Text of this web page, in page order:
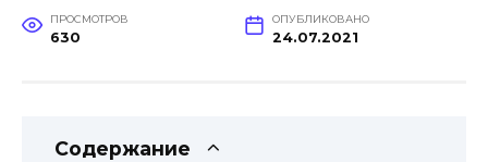
ПРОСМОТРОВ
630
ОПУБЛИКОВАНО
24.07.2021
Содержание